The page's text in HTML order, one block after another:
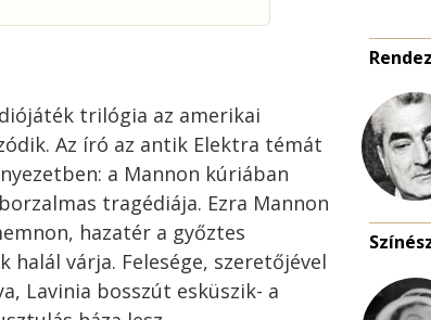
trilógia az amerikai
Az író az antik Elektra témát
a Mannon kúriában
tragédiája. Ezra Mannon
hazatér a győztes
halál várja. Felesége, szeretőjével
Lavinia bosszút esküszik- a